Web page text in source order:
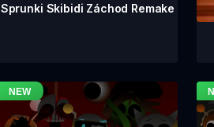
Sprunki Skibidi Záchod Remake